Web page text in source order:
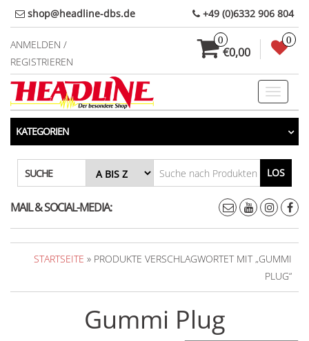
Direkt
zum
Inhalt
shop@headline-dbs.de +49 (0)6332 906 804
ANMELDEN /
REGISTRIEREN
0
€0,00
0
Toggle
KATEGORIEN
SUCHE LOS
MAIL & SOCIAL-MEDIA:
STARTSEITE » PRODUKTE VERSCHLAGWORTET MIT „GUMMI
PLUG“
Gummi Plug